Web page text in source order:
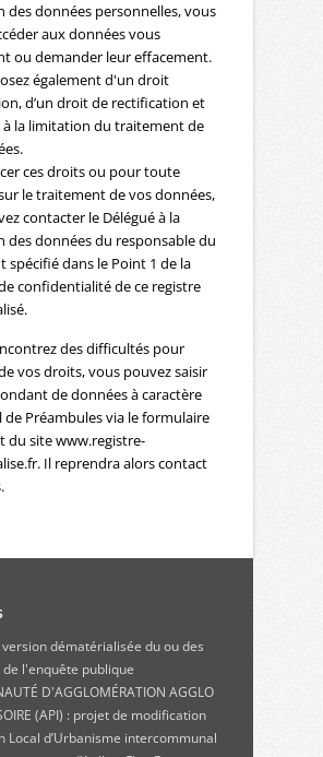
des données personnelles, vous
aux données vous
ou demander leur effacement.
également d'un droit
d’un droit de rectification et
à la limitation du traitement de
ces droits ou pour toute
le traitement de vos données,
contacter le Délégué à la
des données du responsable du
spécifié dans le Point 1 de la
confidentialité de ce registre
des difficultés pour
de vos droits, vous pouvez saisir
de données à caractère
de Préambules via le formulaire
du site www.registre-
Il reprendra alors contact
dématérialisée du ou des
l'enquête publique
D'AGGLOMÉRATION AGGLO
(API) : projet de modification
Local d’Urbanisme intercommunal